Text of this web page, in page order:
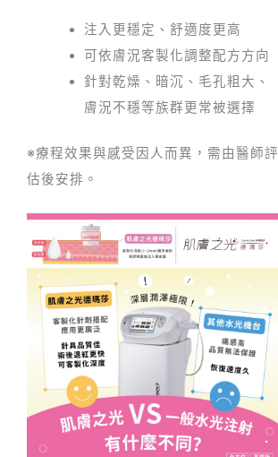
注入更穩定、舒適度更高
可依膚況客製化調整配方方向
針對乾燥、暗沉、毛孔粗大、
膚況不穩等族群更常被選擇
※療程效果與感受因人而異，需由醫師評
估後安排。